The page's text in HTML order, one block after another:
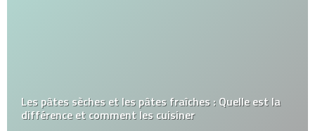
Les pâtes sèches et les pâtes fraîches : Quelle est la
différence et comment les cuisiner